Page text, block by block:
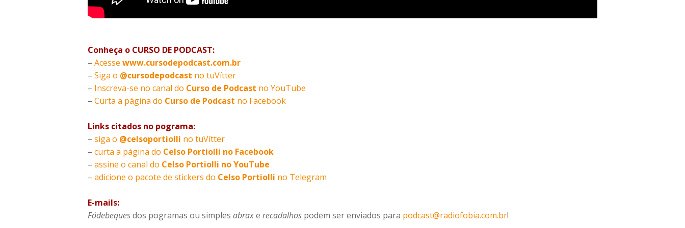
Conheça o CURSO DE PODCAST:
– Acesse www.cursodepodcast.com.br
– Siga o @cursodepodcast no tuVítter
– Inscreva-se no canal do Curso de Podcast no YouTube
– Curta a página do Curso de Podcast no Facebook
Links citados no pograma:
– siga o @celsoportiolli no tuVítter
– curta a página do Celso Portiolli no Facebook
– assine o canal do Celso Portiolli no YouTube
– adicione o pacote de stickers do Celso Portiolli no Telegram
E-mails:
Fódebequesdos pogramas ou simples abraxe recadalhos podem ser enviados para podcast@radiofobia.com.br!